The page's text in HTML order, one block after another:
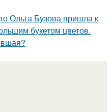
Ольга Бузова пришла к
букетом цветов.